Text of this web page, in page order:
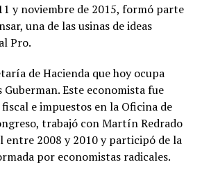
y noviembre de 2015, formó parte
una de las usinas de ideas
Pro.
de Hacienda que hoy ocupa
Guberman. Este economista fue
e impuestos en la Oficina de
trabajó con Martín Redrado
entre 2008 y 2010 y participó de la
por economistas radicales.